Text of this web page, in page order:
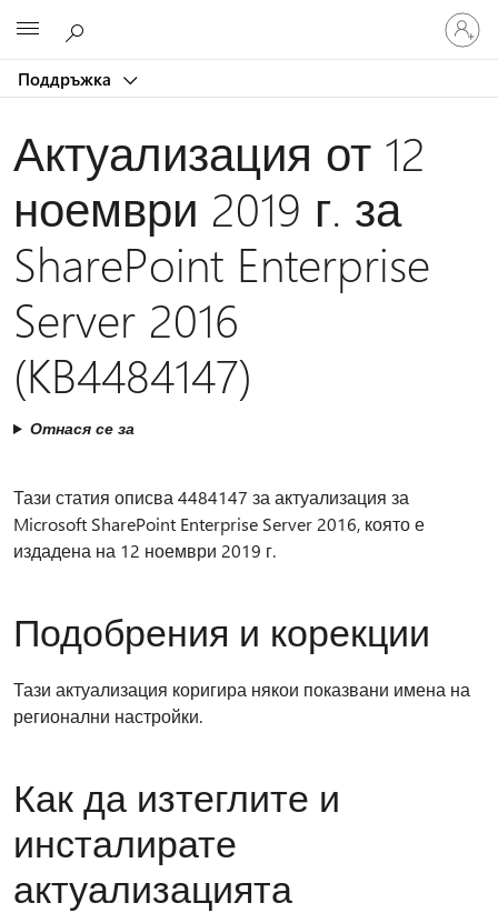
Поддръжка
Влезте
във
вашия
Актуализация от 12
ноември 2019 г. за
SharePoint Enterprise
Server 2016
(KB4484147)
Отнася се за
Тази статия описва 4484147 за актуализация за
Microsoft SharePoint Enterprise Server 2016, която е
издадена на 12 ноември 2019 г.
Подобрения и корекции
Тази актуализация коригира някои показвани имена на
регионални настройки.
Как да изтеглите и
инсталирате
актуализацията